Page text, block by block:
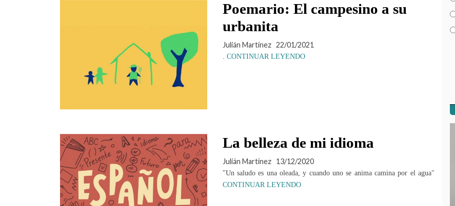
Poemario: El campesino a su
urbanita
Julián Martínez 22/01/2021
CONTINUAR LEYENDO
La belleza de mi idioma
Julián Martínez 13/12/2020
"Un saludo es una oleada, y cuando uno se anima camina por el agua"
CONTINUAR LEYENDO